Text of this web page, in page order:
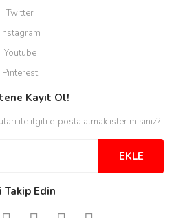
Twitter
Instagram
Youtube
Pinterest
Kayıt Ol!
ile ilgili e-posta almak ister misiniz?
EKLE
Takip Edin